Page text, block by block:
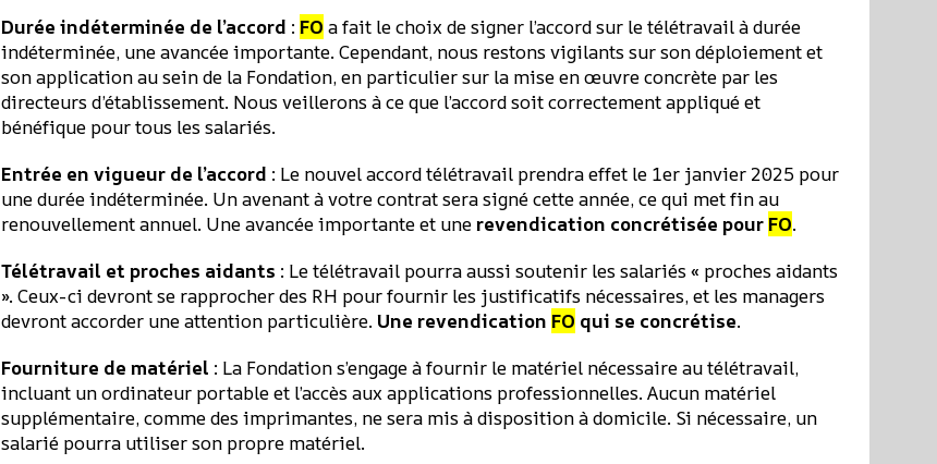
Durée indéterminée de l’accord :FO a fait le choix de signer l’accord sur le télétravail à durée
indéterminée, une avancée importante. Cependant, nous restons vigilants sur son déploiement et
son application au sein de la Fondation, en particulier sur la mise en œuvre concrète par les
directeurs d’établissement. Nous veillerons à ce que l’accord soit correctement appliqué et
bénéfique pour tous les salariés.
Entrée en vigueur de l’accord : Le nouvel accord télétravail prendra effet le 1er janvier 2025 pour
une durée indéterminée. Un avenant à votre contrat sera signé cette année, ce qui met fin au
renouvellement annuel. Une avancée importante et unerevendication concrétisée pourFO.
Télétravail et proches aidants : Le télétravail pourra aussi soutenir les salariés « proches aidants
». Ceux-ci devront se rapprocher des RH pour fournir les justificatifs nécessaires, et les managers
devront accorder une attention particulière.Une revendicationFO qui se concrétise.
Fourniture de matériel : La Fondation s’engage à fournir le matériel nécessaire au télétravail,
incluant un ordinateur portable et l’accès aux applications professionnelles. Aucun matériel
supplémentaire, comme des imprimantes, ne sera mis à disposition à domicile. Si nécessaire, un
salarié pourra utiliser son propre matériel.